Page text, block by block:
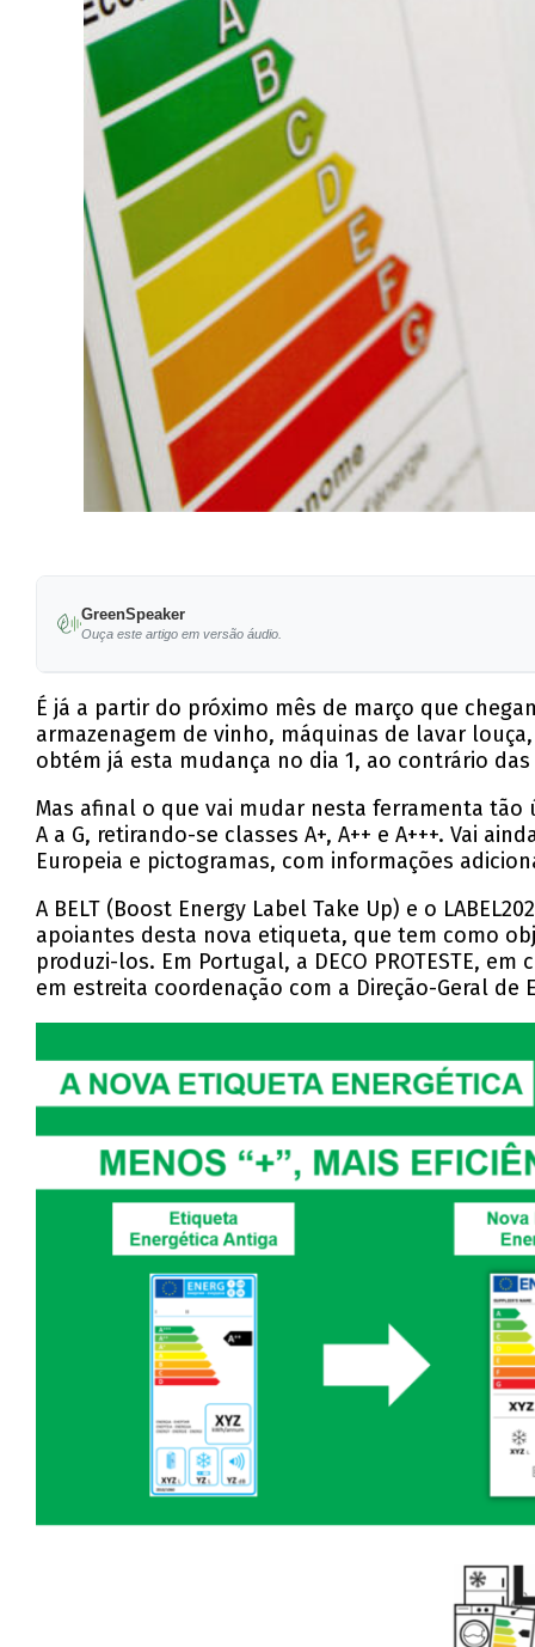
GreenSpeaker
Ouça este artigo em versão áudio.
É já a partir do próximo mês de março que
armazenagem de vinho, máquinas de lavar
obtém já esta mudança no dia 1, ao contrário
Mas afinal o que vai mudar nesta ferramenta
A a G, retirando-se classes A+, A++ e A+++. Vai
Europeia e pictogramas, com informações
A BELT (Boost Energy Label Take Up) e o
apoiantes desta nova etiqueta, que tem como
produzi-los. Em Portugal, a DECO PROTESTE,
em estreita coordenação com a Direção-Geral